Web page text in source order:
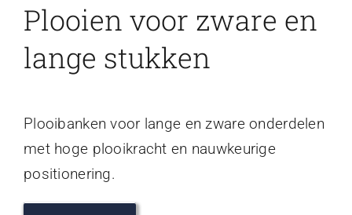
Plooien voor zware en
lange stukken
Plooibanken voor lange en zware onderdelen
met hoge plooikracht en nauwkeurige
positionering.